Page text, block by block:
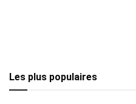
Les plus populaires